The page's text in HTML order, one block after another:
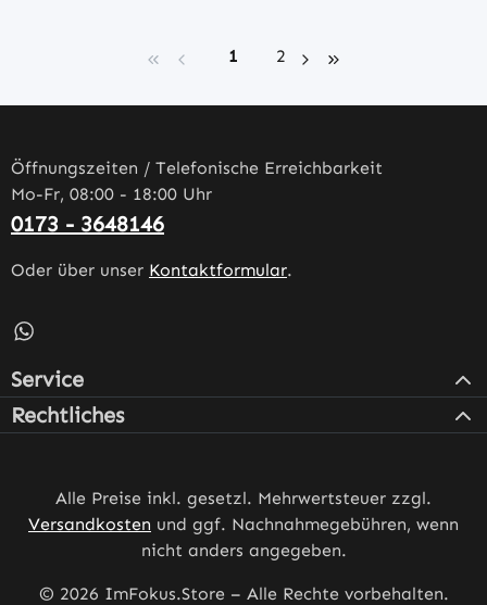
Seite
1 Seite
2
Öffnungszeiten / Telefonische Erreichbarkeit
Mo-Fr, 08:00 - 18:00 Uhr
0173 - 3648146
Oder über unser Kontaktformular.
Schreib uns auf WhatsApp – öffnet in neuem Tab
Service
Rechtliches
Alle Preise inkl. gesetzl. Mehrwertsteuer zzgl.
Versandkosten und ggf. Nachnahmegebühren, wenn
nicht anders angegeben.
© 2026 ImFokus.Store – Alle Rechte vorbehalten.